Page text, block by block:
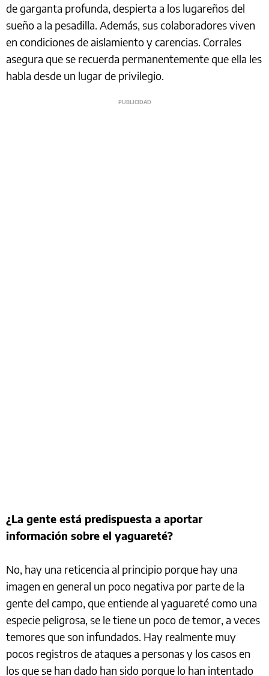
de garganta profunda, despierta a los lugareños del
sueño a la pesadilla. Además, sus colaboradores viven
en condiciones de aislamiento y carencias. Corrales
asegura que se recuerda permanentemente que ella les
habla desde un lugar de privilegio.
¿La gente está predispuesta a aportar
información sobre el yaguareté?
No, hay una reticencia al principio porque hay una
imagen en general un poco negativa por parte de la
gente del campo, que entiende al yaguareté como una
especie peligrosa, se le tiene un poco de temor, a veces
temores que son infundados. Hay realmente muy
pocos registros de ataques a personas y los casos en
los que se han dado han sido porque lo han intentado